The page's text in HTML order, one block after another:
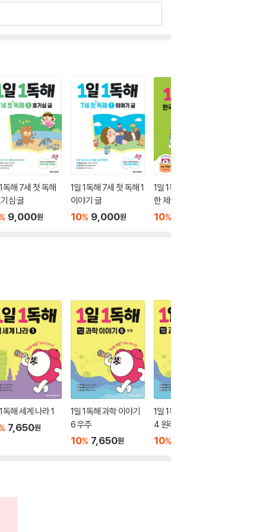
독해 7세 첫 독해
심 글
9,000원
1일 1독해 7세 첫 독해 1
이야기 글
10% 9,000원
1일 1독해 한국사 5 대
한 제국~현대
10%
독해 세계 나라 1
7,650원
1일 1독해 과학 이야기
6 우주
10% 7,650원
1일 1독해 과학 이야기
4 원리
10%